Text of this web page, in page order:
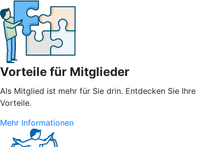
Vorteile für Mitglieder
Als Mitglied ist mehr für Sie drin. Entdecken Sie Ihre
Vorteile.
Mehr Informationen